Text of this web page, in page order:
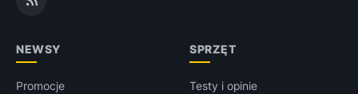
NEWSY
Promocje
SPRZĘT
Testy i opinie